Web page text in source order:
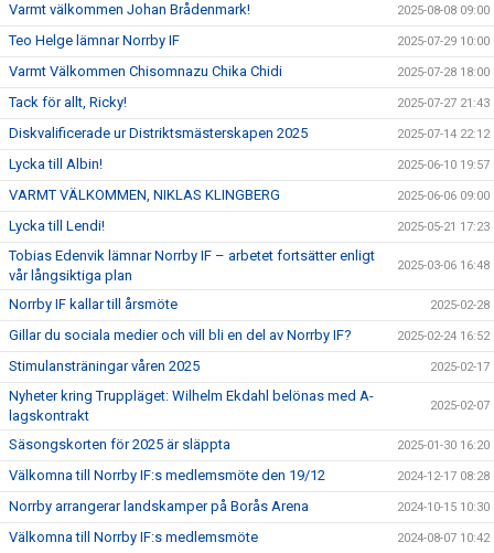
Varmt välkommen Johan Brådenmark! 2025-08-08 09:00
Teo Helge lämnar Norrby IF 2025-07-29 10:00
Varmt Välkommen Chisomnazu Chika Chidi 2025-07-28 18:00
Tack för allt, Ricky! 2025-07-27 21:43
Diskvalificerade ur Distriktsmästerskapen 2025 2025-07-14 22:12
Lycka till Albin! 2025-06-10 19:57
VARMT VÄLKOMMEN, NIKLAS KLINGBERG 2025-06-06 09:00
Lycka till Lendi! 2025-05-21 17:23
Tobias Edenvik lämnar Norrby IF – arbetet fortsätter enligt
vår långsiktiga plan
2025-03-06 16:48
Norrby IF kallar till årsmöte 2025-02-28
Gillar du sociala medier och vill bli en del av Norrby IF? 2025-02-24 16:52
Stimulansträningar våren 2025 2025-02-17
Nyheter kring Truppläget: Wilhelm Ekdahl belönas med A-
lagskontrakt
2025-02-07
Säsongskorten för 2025 är släppta 2025-01-30 16:20
Välkomna till Norrby IF:s medlemsmöte den 19/12 2024-12-17 08:28
Norrby arrangerar landskamper på Borås Arena 2024-10-15 10:30
Välkomna till Norrby IF:s medlemsmöte 2024-08-07 10:42